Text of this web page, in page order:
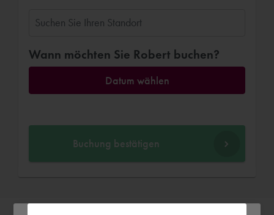
Wann möchten Sie Robert buchen?
Datum wählen
Buchung bestätigen